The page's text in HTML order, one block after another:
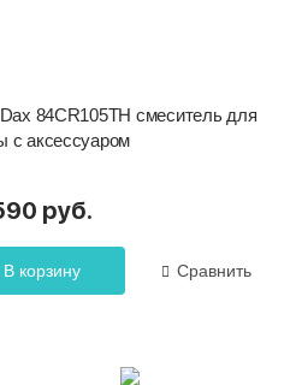
84CR105TH смеситель для
с аксессуаром
руб.
В корзину Сравнить